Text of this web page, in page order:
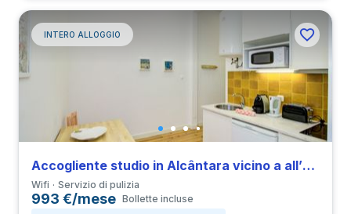
INTERO ALLOGGIO
Accogliente studio in Alcântara vicino a all’Università NOVA
Wifi Servizio di pulizia
993 €/mese Bollette incluse